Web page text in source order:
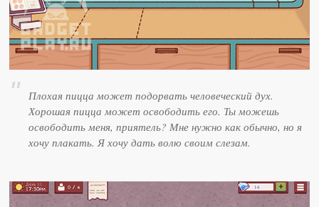
Плохая пицца может подорвать человеческий дух.
Хорошая пицца может освободить его. Ты можешь
освободить меня, приятель? Мне нужно как обычно, но я
хочу плакать. Я хочу дать волю своим слезам.